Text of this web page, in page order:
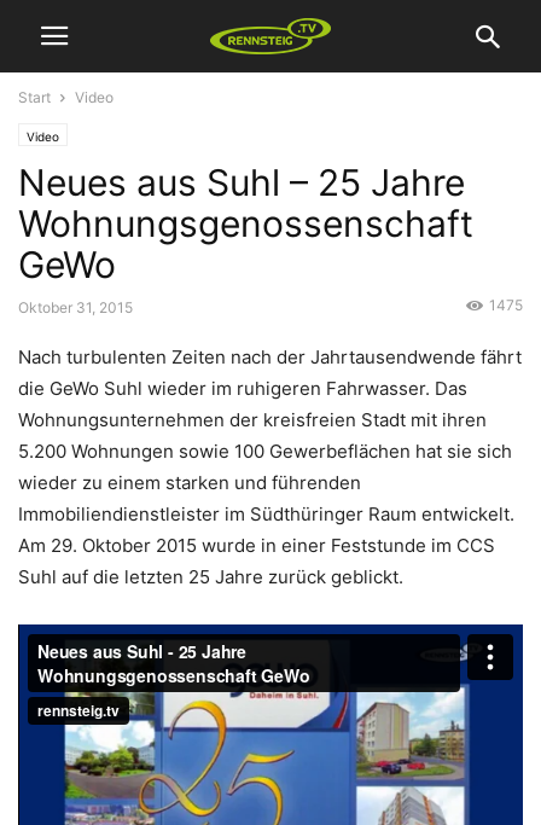
Start Video
Video
Neues aus Suhl – 25 Jahre
Wohnungsgenossenschaft
GeWo
Oktober 31, 2015 1475
Nach turbulenten Zeiten nach der Jahrtausendwende fährt
die GeWo Suhl wieder im ruhigeren Fahrwasser. Das
Wohnungsunternehmen der kreisfreien Stadt mit ihren
5.200 Wohnungen sowie 100 Gewerbeflächen hat sie sich
wieder zu einem starken und führenden
Immobiliendienstleister im Südthüringer Raum entwickelt.
Am 29. Oktober 2015 wurde in einer Feststunde im CCS
Suhl auf die letzten 25 Jahre zurück geblickt.